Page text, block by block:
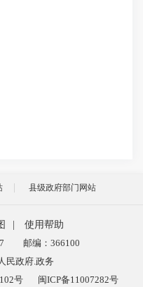
县级政府部门网站
使用帮助
邮编：366100
民政府.政务
号 闽ICP备11007282号